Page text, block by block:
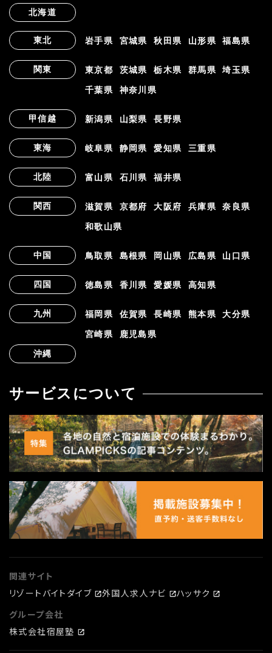
北海道
東北 岩手県 宮城県 秋田県 山形県 福島県
関東 東京都 茨城県 栃木県 群馬県 埼玉県
千葉県 神奈川県
甲信越 新潟県 山梨県 長野県
東海 岐阜県 静岡県 愛知県 三重県
北陸 富山県 石川県 福井県
関西 滋賀県 京都府 大阪府 兵庫県 奈良県
和歌山県
中国 鳥取県 島根県 岡山県 広島県 山口県
四国 徳島県 香川県 愛媛県 高知県
九州 福岡県 佐賀県 長崎県 熊本県 大分県
宮崎県
鹿児島県
沖縄
サービスについて
関連サイト
リゾートバイトダイブ
外国人求人ナビ
ハッサク
グループ会社
株式会社宿屋塾